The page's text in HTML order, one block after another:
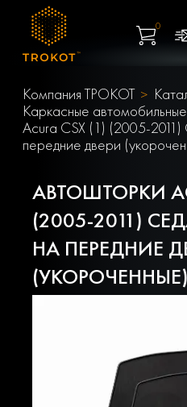
0
Компания ТРОКОТ
Каркасные
Acura CSX (1) (2005-
передние двери
АВТОШТОРКИ
(2005-2011)
НА ПЕРЕДНИЕ
(УКОРОЧЕННЫЕ)